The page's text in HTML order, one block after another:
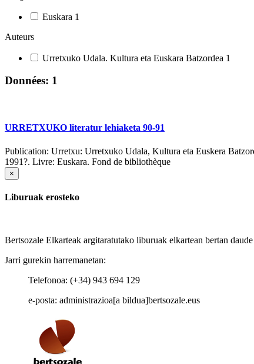
Euskara 1
Auteurs
Urretxuko Udala. Kultura eta Euskara Batzordea 1
Données: 1
URRETXUKO literatur lehiaketa 90-91
Publication: Urretxu: Urretxuko Udala, Kultura eta Euskera
1991?. Livre: Euskara. Fond de bibliothèque
×
Liburuak erosteko
Bertsozale Elkarteak argitaratutako liburuak elkartean bertan daude
Jarri gurekin harremanetan:
Telefonoa: (+34) 943 694 129
e-posta: administrazioa[a bildua]bertsozale.eus